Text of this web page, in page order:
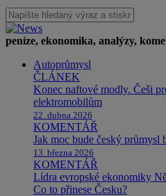
peníze, ekonomika, analýzy,
Autoprůmysl
ČLÁNEK
Konec naftové modly. Češi
elektromobilům
22. dubna 2026
KOMENTÁŘ
Jak moc bude český průmysl
13. března 2026
KOMENTÁŘ
Lídra evropské ekonomiky
Co to přinese Česku?